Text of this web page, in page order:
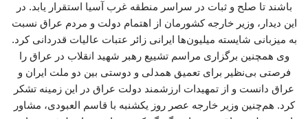
باشند تا صلح و ثبات در سراسر منطقه غرب آسیا استقرار یابد. در
این دیدار، وزیر خارجه کشورمان از اهتمام دولت و مردم عراق نسبت
به میزبانی شایسته میلیون‌ها ایرانی زائر عتبات عالیات قدردانی کرد.
وی همچنین برگزاری مراسم تشییع رهبر شهید انقلاب در عراق را
فرصتی بی‌نظیر برای تعمیق همدلی و دوستی بین دو ملت ایران و
عراق دانست و از تمهیدات ارزشمند دولت عراق در این زمینه تشکر
کرد. هم‌چنین وزیر خارجه عصر روز یکشنبه با قاسم العبودی، مشاور